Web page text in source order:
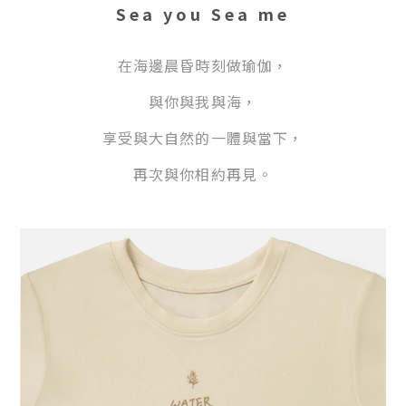
Sea you Sea me
在海邊晨昏時刻做瑜伽，
與你與我與海，
享受與大自然的一體與當下，
再次與你相約再見。